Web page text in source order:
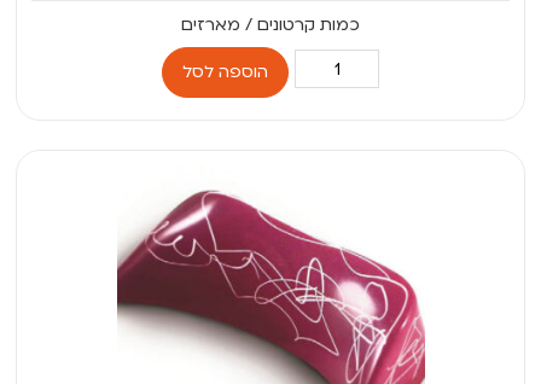
הוספה לסל